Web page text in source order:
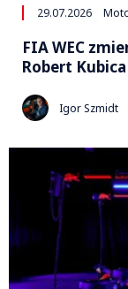
29.07.2026
FIA WEC
Robert
Igor Szmidt